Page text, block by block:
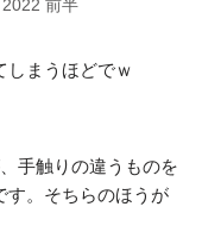
前半
しまうほどでｗ
手触りの違うものを
す。そちらのほうが